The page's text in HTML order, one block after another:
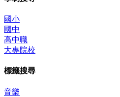
國小
國中
高中職
大專院校
標籤搜尋
音樂